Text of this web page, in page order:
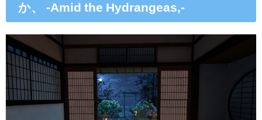
か、 -Amid the Hydrangeas‚-